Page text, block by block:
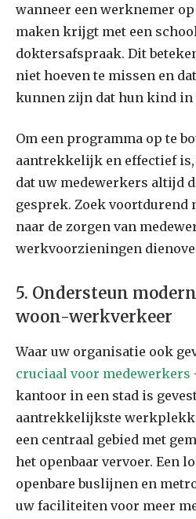
wanneer een werknemer
maken krijgt met een
doktersafspraak. Dit
niet hoeven te missen en
kunnen zijn dat hun kind in
Om een ​​programma op te
aantrekkelijk en effectief
dat uw medewerkers altijd
gesprek. Zoek voortdurend
naar de zorgen van
werkvoorzieningen
5. Ondersteun
woon-werkverkeer
Waar uw organisatie ook
cruciaal voor medewerkers
kantoor in een stad is
aantrekkelijkste
een centraal gebied met
het openbaar vervoer. Een
openbare buslijnen en
uw faciliteiten voor meer